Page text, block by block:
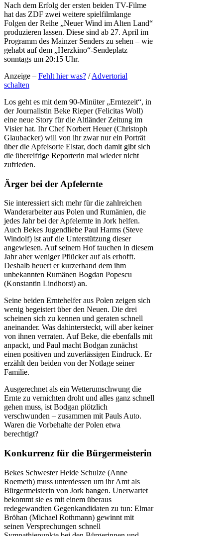
Nach dem Erfolg der ersten beiden TV-Filme
hat das ZDF zwei weitere spielfilmlange
Folgen der Reihe „Neuer Wind im Alten Land“
produzieren lassen. Diese sind ab 27. April im
Programm des Mainzer Senders zu sehen – wie
gehabt auf dem „Herzkino“-Sendeplatz
sonntags um 20:15 Uhr.
Anzeige – Fehlt hier was? /Advertorial
schalten
Los geht es mit dem 90-Minüter „Erntezeit“, in
der Journalistin Beke Rieper (Felicitas Woll)
eine neue Story für die Altländer Zeitung im
Visier hat. Ihr Chef Norbert Heuer (Christoph
Glaubacker) will von ihr zwar nur ein Porträt
über die Apfelsorte Elstar, doch damit gibt sich
die übereifrige Reporterin mal wieder nicht
zufrieden.
Ärger bei der Apfelernte
Sie interessiert sich mehr für die zahlreichen
Wanderarbeiter aus Polen und Rumänien, die
jedes Jahr bei der Apfelernte in Jork helfen.
Auch Bekes Jugendliebe Paul Harms (Steve
Windolf) ist auf die Unterstützung dieser
angewiesen. Auf seinem Hof tauchen in diesem
Jahr aber weniger Pflücker auf als erhofft.
Deshalb heuert er kurzerhand dem ihm
unbekannten Rumänen Bogdan Popescu
(Konstantin Lindhorst) an.
Seine beiden Erntehelfer aus Polen zeigen sich
wenig begeistert über den Neuen. Die drei
scheinen sich zu kennen und geraten schnell
aneinander. Was dahintersteckt, will aber keiner
von ihnen verraten. Auf Beke, die ebenfalls mit
anpackt, und Paul macht Bodgan zunächst
einen positiven und zuverlässigen Eindruck. Er
erzählt den beiden von der Notlage seiner
Familie.
Ausgerechnet als ein Wetterumschwung die
Ernte zu vernichten droht und alles ganz schnell
gehen muss, ist Bodgan plötzlich
verschwunden – zusammen mit Pauls Auto.
Waren die Vorbehalte der Polen etwa
berechtigt?
Konkurrenz für die Bürgermeisterin
Bekes Schwester Heide Schulze (Anne
Roemeth) muss unterdessen um ihr Amt als
Bürgermeisterin von Jork bangen. Unerwartet
bekommt sie es mit einem überaus
redegewandten Gegenkandidaten zu tun: Elmar
Bröhan (Michael Rothmann) gewinnt mit
seinen Versprechungen schnell